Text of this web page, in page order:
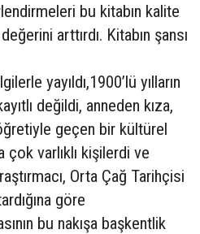
bu kitabın kalite
arttırdı. Kitabın şansı
yayıldı,1900’lü yılların
değildi, anneden kıza,
geçen bir kültürel
varlıklı kişilerdi ve
Orta Çağ Tarihçisi
göre
bu nakışa başkentlik